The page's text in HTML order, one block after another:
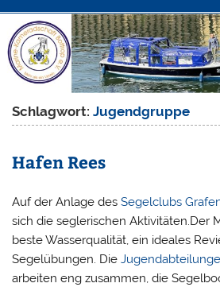
Schlagwort:Jugendgruppe
Hafen Rees
Auf der Anlage desSegelclubs
sich die seglerischen Aktivitäten.Der
beste Wasserqualität, ein ideales
Segelübungen. Die
arbeiten eng zusammen, die